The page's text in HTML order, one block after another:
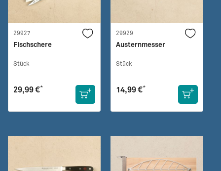
29927
Fischschere
Stück
29,99 €*
29929
Austernmesser
Stück
14,99 €*